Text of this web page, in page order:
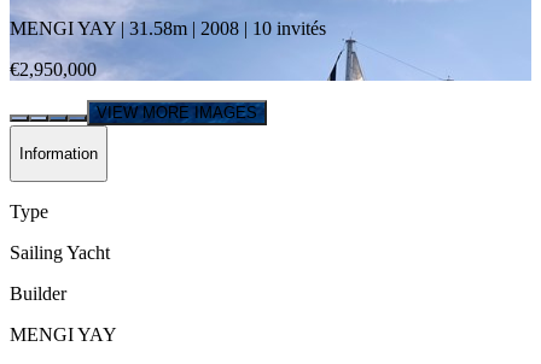
MENGI YAY|31.58m | 2008 | 10 invités
€2,950,000
VIEW MORE IMAGES
Information
Type
Sailing Yacht
Builder
MENGI YAY